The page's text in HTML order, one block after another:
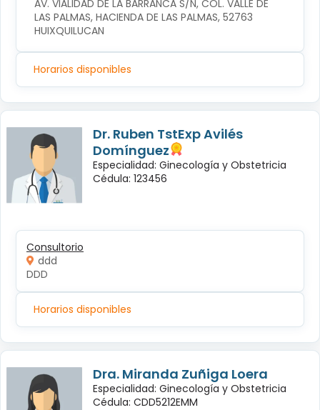
AV. VIALIDAD DE LA BARRANCA S/N, COL. VALLE DE
LAS PALMAS, HACIENDA DE LAS PALMAS, 52763
HUIXQUILUCAN
Horarios disponibles
Dr. Ruben TstExp Avilés
Domínguez
Especialidad: Ginecología y Obstetricia
Cédula: 123456
Consultorio
ddd
DDD
Horarios disponibles
Dra. Miranda Zuñiga Loera
Especialidad: Ginecología y Obstetricia
Cédula: CDD5212EMM